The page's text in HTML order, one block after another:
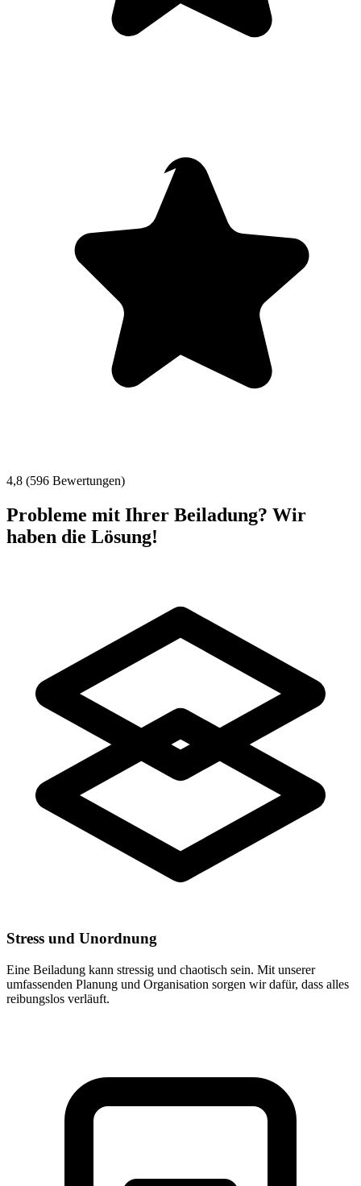
4,8 (596 Bewertungen)
Probleme mit Ihrer Beiladung? Wir
haben die Lösung!
Stress und Unordnung
Eine Beiladung kann stressig und chaotisch sein. Mit unserer
umfassenden Planung und Organisation sorgen wir dafür, dass alles
reibungslos verläuft.